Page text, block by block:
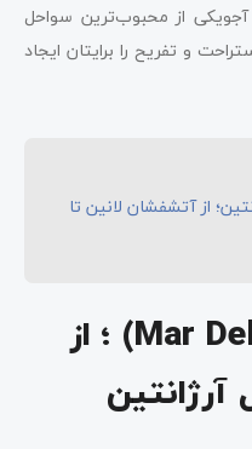
آجویکی از محبوب‌ترین سواحل
و تفریح را برایتان ایجاد
از آتشفشان لانین تا
مار دل پلاتا(Mar Del Plata) ؛ از